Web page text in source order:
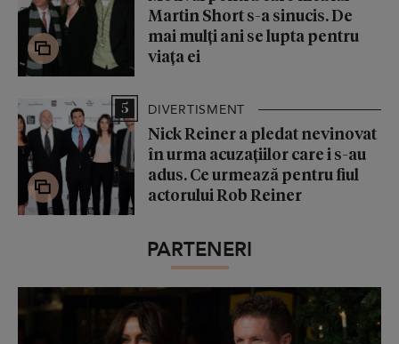
Martin Short s-a sinucis. De
mai mulți ani se lupta pentru
viața ei
5 DIVERTISMENT
Nick Reiner a pledat nevinovat
în urma acuzațiilor care i s-au
adus. Ce urmează pentru fiul
actorului Rob Reiner
PARTENERI